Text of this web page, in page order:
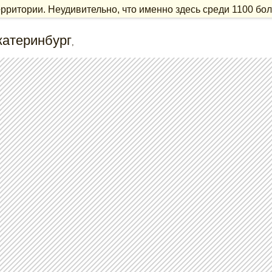
Неудивительно, что именно здесь среди 1100
,